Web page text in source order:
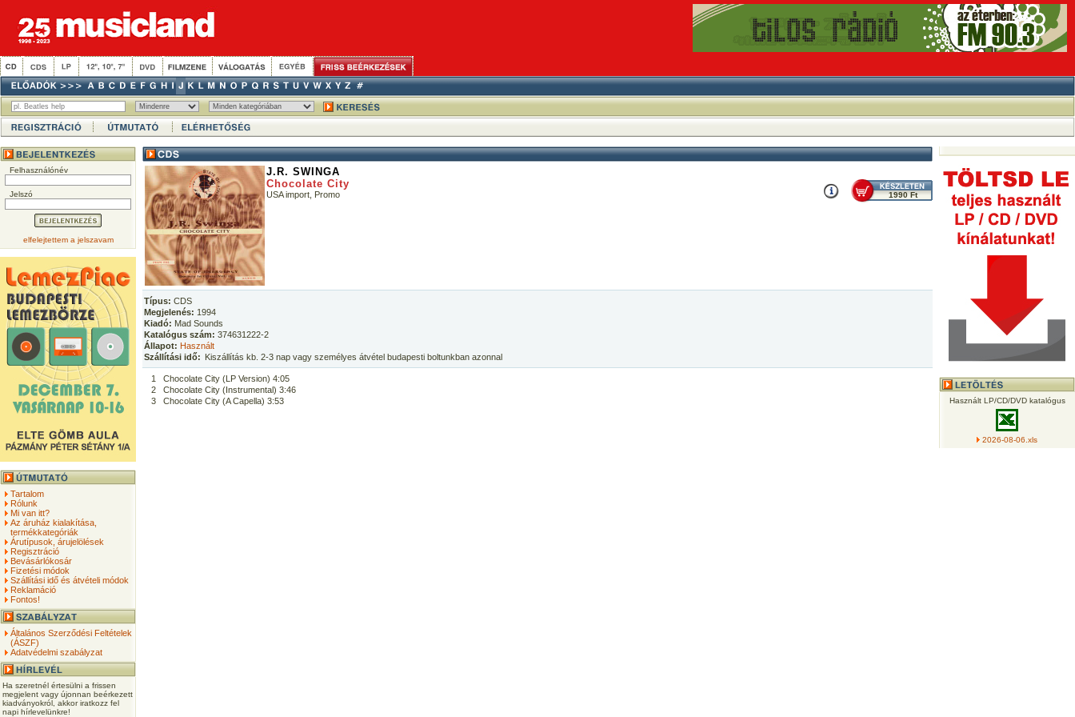
Felhasználónév
Jelszó
elfelejtettem a jelszavam
Tartalom
Rólunk
Mi van itt?
Az áruház kialakítása,
termékkategóriák
Árutípusok, árujelölések
Regisztráció
Bevásárlókosár
Fizetési módok
Szállítási idő és átvételi módok
Reklamáció
Fontos!
Általános Szerződési Feltételek
(ÁSZF)
Adatvédelmi szabályzat
Ha szeretnél értesülni a frissen
megjelent vagy újonnan beérkezett
kiadványokról, akkor iratkozz fel
napi hírlevelünkre!
J.R. SWINGA
Chocolate City
USA import, Promo 1990 Ft
Típus: CDS
Megjelenés: 1994
Kiadó: Mad Sounds
Katalógus szám: 374631222-2
Állapot: Használt
Szállítási idő: Kiszállítás kb. 2-3 nap vagy személyes átvétel budapesti boltunkban azonnal
1
Chocolate City (LP Version) 4:05
2
Chocolate City (Instrumental) 3:46
3
Chocolate City (A Capella) 3:53 Használt LP/CD/DVD katalógus
2026-08-06.xls